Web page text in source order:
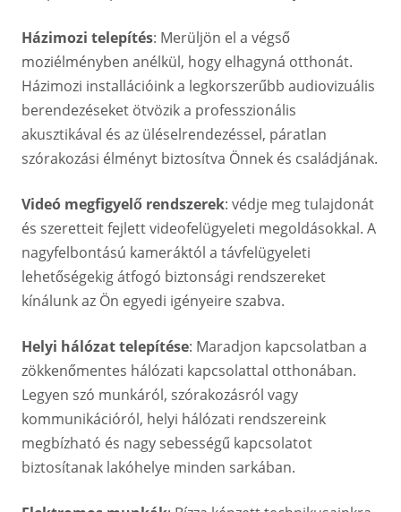
Házimozi telepítés: Merüljön el a végső
moziélményben anélkül, hogy elhagyná otthonát.
Házimozi installációink a legkorszerűbb audiovizuális
berendezéseket ötvözik a professzionális
akusztikával és az üléselrendezéssel, páratlan
szórakozási élményt biztosítva Önnek és családjának.
Videó megfigyelő rendszerek: védje meg tulajdonát
és szeretteit fejlett videofelügyeleti megoldásokkal. A
nagyfelbontású kameráktól a távfelügyeleti
lehetőségekig átfogó biztonsági rendszereket
kínálunk az Ön egyedi igényeire szabva.
Helyi hálózat telepítése: Maradjon kapcsolatban a
zökkenőmentes hálózati kapcsolattal otthonában.
Legyen szó munkáról, szórakozásról vagy
kommunikációról, helyi hálózati rendszereink
megbízható és nagy sebességű kapcsolatot
biztosítanak lakóhelye minden sarkában.